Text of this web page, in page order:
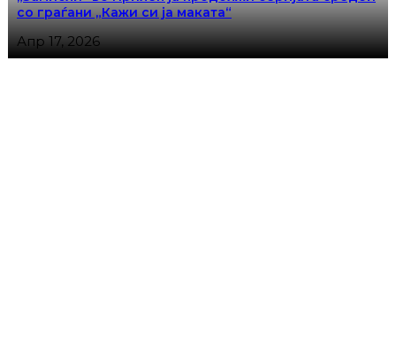
со граѓани „Кажи си ја маката“
Апр 17, 2026